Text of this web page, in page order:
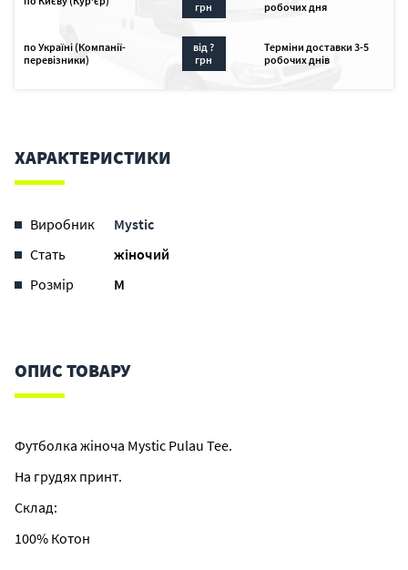
грн
робочих дня
по Україні (Компанії-
перевізники)
від ?
грн
Терміни доставки 3-5
робочих днів
ХАРАКТЕРИСТИКИ
Виробник
Mystic
Стать
жіночий
Розмір
M
ОПИС ТОВАРУ
Футболка жіноча Mystic Pulau Tee.
На грудях принт.
Склад:
100% Котон